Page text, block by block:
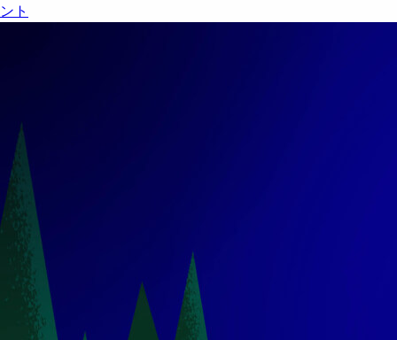
ント